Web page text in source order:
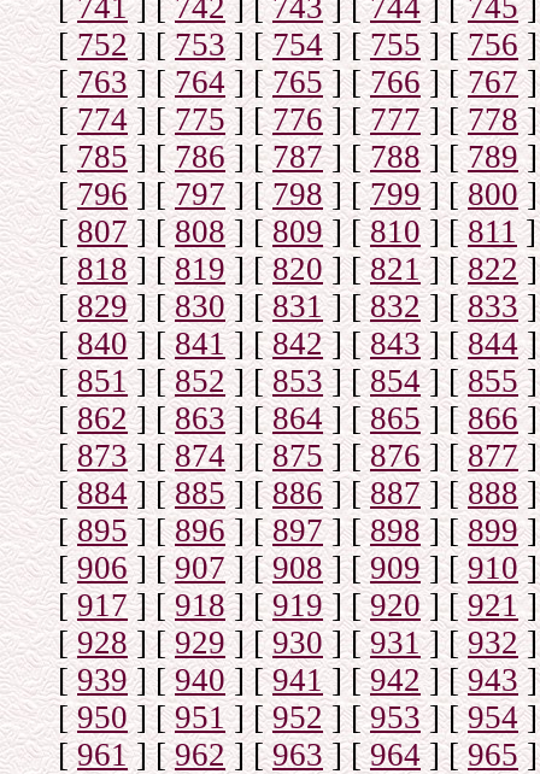
[741] [742] [743] [744] [745]
[752] [753] [754] [755] [756]
[763] [764] [765] [766] [767]
[774] [775] [776] [777] [778]
[ 785] [786] [787] [788] [789]
[796] [797] [798] [799] [800]
[807] [808] [809] [810] [ 811]
[818] [819] [820] [821] [822]
[829] [830] [831] [832] [833]
[840] [841] [842] [843] [844]
[851] [852] [853] [854] [855]
[862] [863] [864] [865] [ 866]
[873] [874] [875] [876] [877]
[884] [885] [886] [887] [888]
[895] [896] [897] [898] [899]
[906] [907] [908] [909] [910]
[917] [918] [919] [920] [921]
[928] [929] [ 930] [931] [932]
[939] [940] [941] [942] [943]
[950] [951] [952] [953] [954]
[961] [962] [963] [964] [965]